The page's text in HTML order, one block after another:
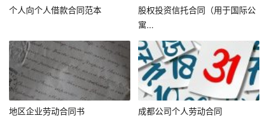
担，提高了医疗服务的可及性。
2.提升药品质量：集中采购强调质量优先，促使药品生产
企业更加注重产品质量和创新能力，从而提升了全省药品
的整体质量水平。
3. 促进产业升级：政策的实施也为医药产业带来了新的发
展机遇，鼓励企业加大研发投入，推动产业升级转型，形
个人向个人借款合同范本
股权投资信托合同（用于国际公
寓...
地区企业劳动合同书 成都公司个人劳动合同